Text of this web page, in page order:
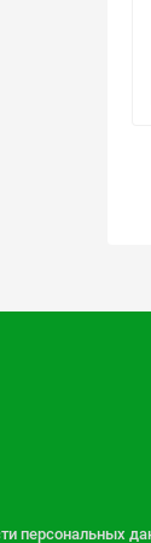
персональных